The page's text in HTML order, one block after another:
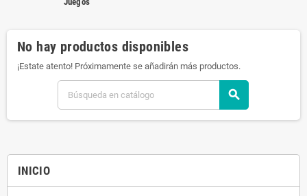
INICIO
No hay productos disponibles
¡Estate atento! Próximamente se añadirán más productos.
search